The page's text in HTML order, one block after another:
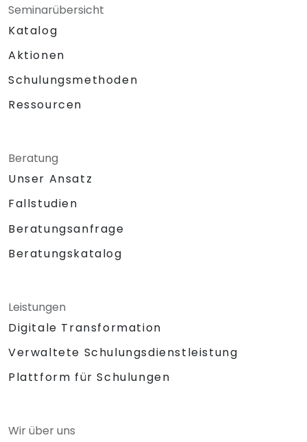
Seminarübersicht
Katalog
Aktionen
Schulungsmethoden
Ressourcen
Beratung
Unser Ansatz
Fallstudien
Beratungsanfrage
Beratungskatalog
Leistungen
Digitale Transformation
Verwaltete Schulungsdienstleistung
Plattform für Schulungen
Wir über uns